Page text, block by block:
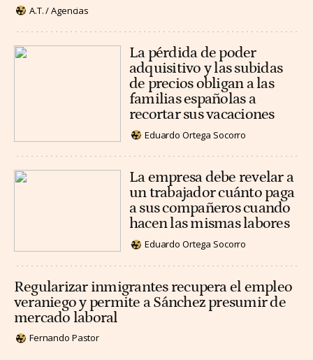
A.T. / Agencias
La pérdida de poder
adquisitivo y las subidas
de precios obligan a las
familias españolas a
recortar sus vacaciones
Eduardo Ortega Socorro
La empresa debe revelar a
un trabajador cuánto paga
a sus compañeros cuando
hacen las mismas labores
Eduardo Ortega Socorro
Regularizar inmigrantes recupera el empleo
veraniego y permite a Sánchez presumir de
mercado laboral
Fernando Pastor